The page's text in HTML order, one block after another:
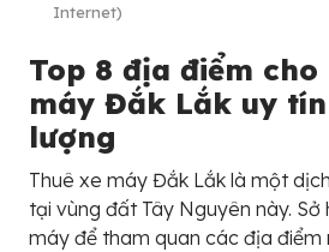
Internet)
Top 8 địa điểm cho
máy Đắk Lắk uy
lượng
Thuê xe máy Đắk Lắk là một
tại vùng đất Tây Nguyên này. Sở
máy để tham quan các địa điểm